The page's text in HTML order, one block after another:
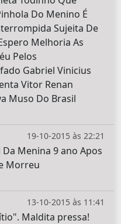
Do Menino É
Sujeita De
Melhoria As
Pelos
Gabriel Vinicius
Vitor Renan
Muso Do Brasil
19-10-2015 às 22:21
Menina 9 ano Apos
Morreu
13-10-2015 às 11:41
Maldita pressa!